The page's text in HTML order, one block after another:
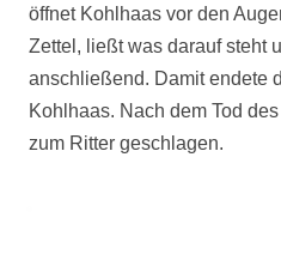
öffnet Kohlhaas vor den
Zettel, ließt was darauf steht
anschließend. Damit endete
Kohlhaas. Nach dem Tod
zum Ritter geschlagen.